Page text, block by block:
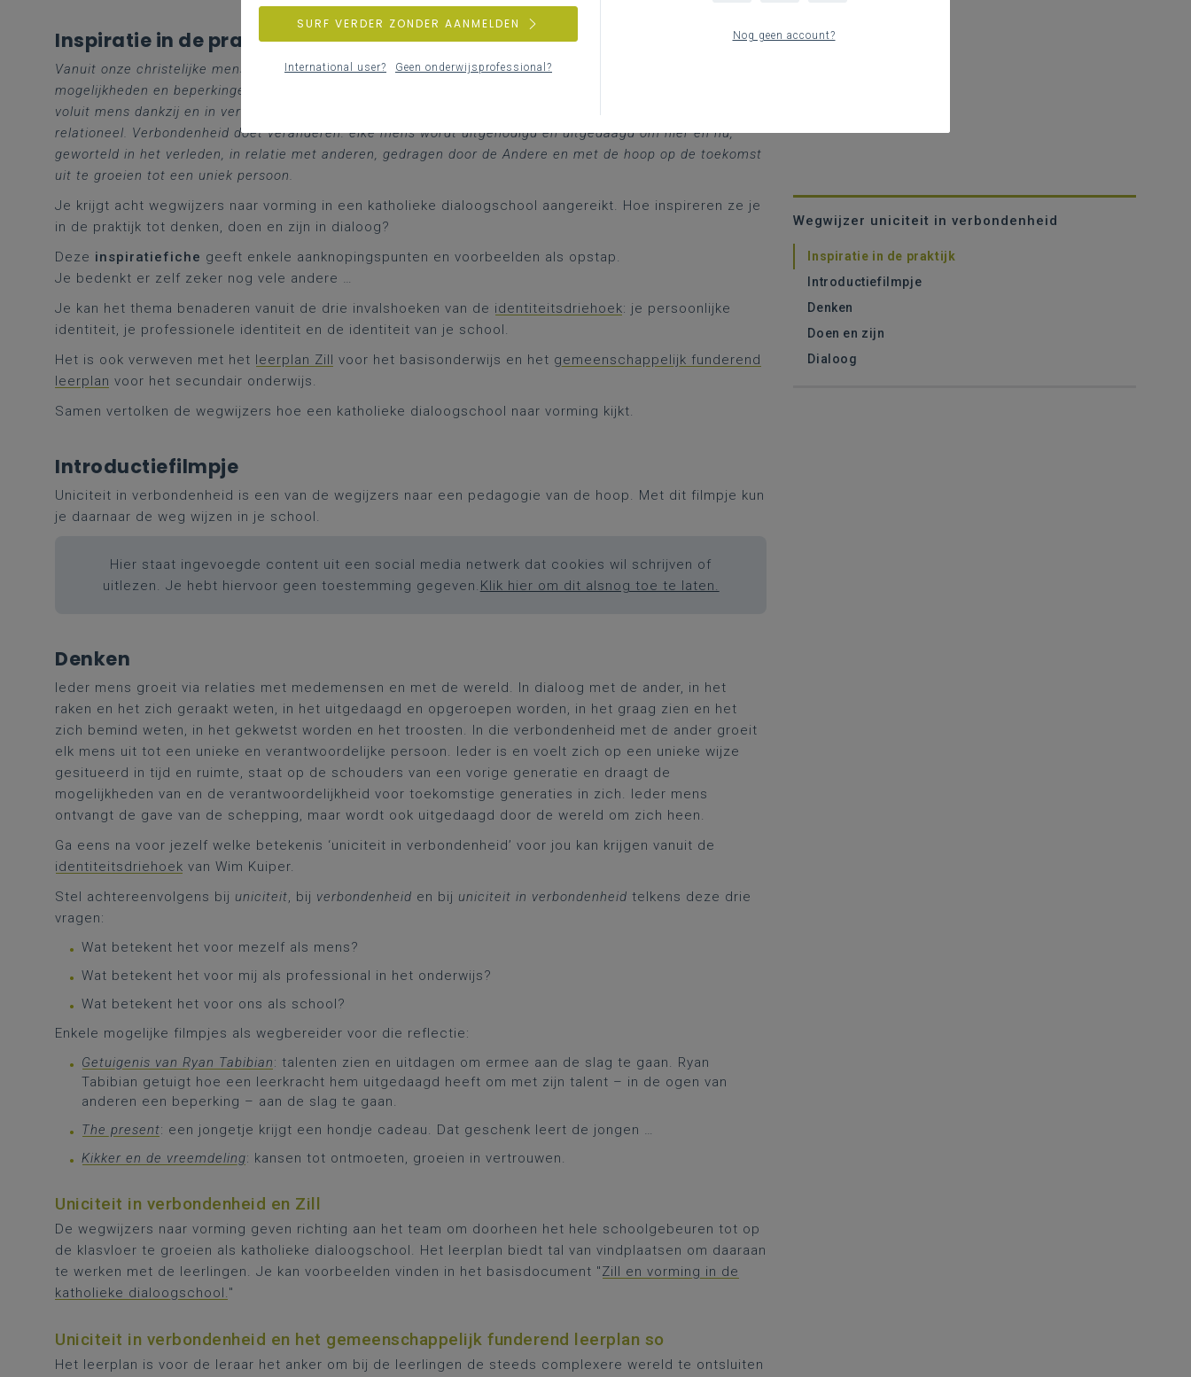
Wegwijzer uniciteit in verbondenheid
Inspiratie in de praktijk
Introductiefilmpje
Denken
Doen en zijn
Dialoog
Inspiratie in de praktijk
Vanuit onze christelijke mensvisie erkennen en waarderen we elke mens als een unieke persoon met eigen
mogelijkheden en beperkingen, een eigen geschiedenis en persoonlijkheid. Tegelijk wordt iemand ook maar
voluit mens dankzij en in verbondenheid met zichzelf, de andere, de wereld, de Andere. Menszijn is wezenlijk
relationeel. Verbondenheid doet veranderen: elke mens wordt uitgenodigd en uitgedaagd om hier en nu,
geworteld in het verleden, in relatie met anderen, gedragen door de Andere en met de hoop op de toekomst
uit te groeien tot een uniek persoon.
Je krijgt acht wegwijzers naar vorming in een katholieke dialoogschool aangereikt. Hoe inspireren ze je
in de praktijk tot denken, doen en zijn in dialoog?
Deze inspiratiefiche geeft enkele aanknopingspunten en voorbeelden als opstap.
Je bedenkt er zelf zeker nog vele andere …
Je kan het thema benaderen vanuit de drie invalshoeken van de identiteitsdriehoek: je persoonlijke
identiteit, je professionele identiteit en de identiteit van je school.
Het is ook verweven met het leerplan Zill voor het basisonderwijs en het gemeenschappelijk funderend
leerplan voor het secundair onderwijs.
Samen vertolken de wegwijzers hoe een katholieke dialoogschool naar vorming kijkt.
Introductiefilmpje
Uniciteit in verbondenheid is een van de wegijzers naar een pedagogie van de hoop. Met dit filmpje kun
je daarnaar de weg wijzen in je school.
Hier staat ingevoegde content uit een social media netwerk dat cookies wil schrijven of
uitlezen. Je hebt hiervoor geen toestemming gegeven. Klik hier om dit alsnog toe te laten.
Denken
Ieder mens groeit via relaties met medemensen en met de wereld. In dialoog met de ander, in het
raken en het zich geraakt weten, in het uitgedaagd en opgeroepen worden, in het graag zien en het
zich bemind weten, in het gekwetst worden en het troosten. In die verbondenheid met de ander groeit
elk mens uit tot een unieke en verantwoordelijke persoon. Ieder is en voelt zich op een unieke wijze
gesitueerd in tijd en ruimte, staat op de schouders van een vorige generatie en draagt de
mogelijkheden van en de verantwoordelijkheid voor toekomstige generaties in zich. Ieder mens
ontvangt de gave van de schepping, maar wordt ook uitgedaagd door de wereld om zich heen.
Ga eens na voor jezelf welke betekenis ‘uniciteit in verbondenheid’ voor jou kan krijgen vanuit de
identiteitsdriehoek van Wim Kuiper.
Stel achtereenvolgens bij uniciteit, bij verbondenheid en bij uniciteit in verbondenheid telkens deze drie
vragen:
Wat betekent het voor mezelf als mens?
Wat betekent het voor mij als professional in het onderwijs?
Wat betekent het voor ons als school?
Enkele mogelijke filmpjes als wegbereider voor die reflectie:
Getuigenis van Ryan Tabibian: talenten zien en uitdagen om ermee aan de slag te gaan. Ryan
Tabibian getuigt hoe een leerkracht hem uitgedaagd heeft om met zijn talent – in de ogen van
anderen een beperking – aan de slag te gaan.
The present: een jongetje krijgt een hondje cadeau. Dat geschenk leert de jongen …
Kikker en de vreemdeling: kansen tot ontmoeten, groeien in vertrouwen.
Uniciteit in verbondenheid en Zill
De wegwijzers naar vorming geven richting aan het team om doorheen het hele schoolgebeuren tot op
de klasvloer te groeien als katholieke dialoogschool. Het leerplan biedt tal van vindplaatsen om daaraan
te werken met de leerlingen. Je kan voorbeelden vinden in het basisdocument "Zill en vorming in de
katholieke dialoogschool."
Uniciteit in verbondenheid en het gemeenschappelijk funderend leerplan so
Het leerplan is voor de leraar het anker om bij de leerlingen de steeds complexere wereld te ontsluiten
Nog geen account?
SURF VERDER ZONDER AANMELDEN
International user? Geen onderwijsprofessional?